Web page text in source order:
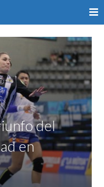
del
en